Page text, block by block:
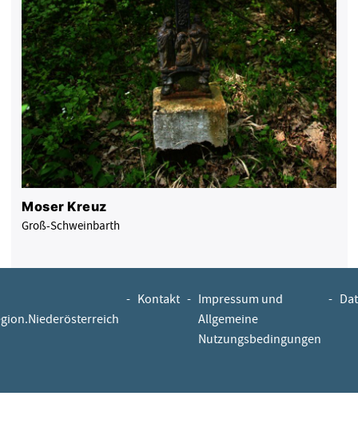
Moser Kreuz
Groß-Schweinbarth
- Kontakt - Impressum und
Allgemeine
Nutzungsbedingungen
-